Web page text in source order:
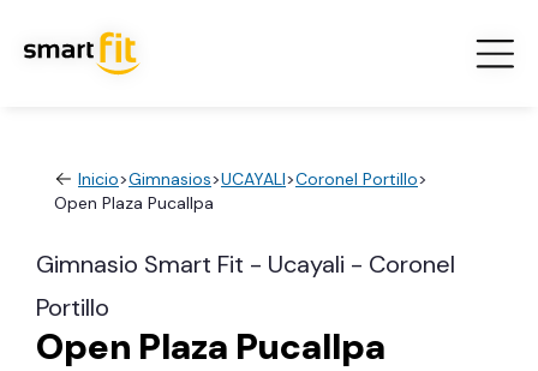
Inicio>Gimnasios>UCAYALI>Coronel Portillo>
Open Plaza Pucallpa
Gimnasio Smart Fit - Ucayali - Coronel
Portillo
Open Plaza Pucallpa